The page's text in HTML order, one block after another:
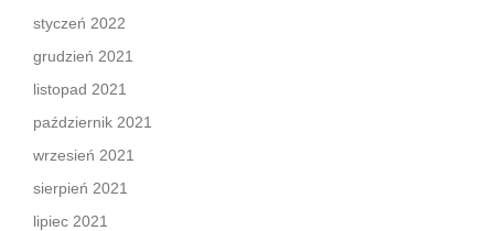
styczeń 2022
grudzień 2021
listopad 2021
październik 2021
wrzesień 2021
sierpień 2021
lipiec 2021